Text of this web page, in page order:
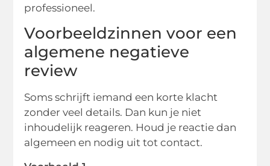
professioneel.
Voorbeeldzinnen voor een
algemene negatieve
review
Soms schrijft iemand een korte klacht
zonder veel details. Dan kun je niet
inhoudelijk reageren. Houd je reactie dan
algemeen en nodig uit tot contact.